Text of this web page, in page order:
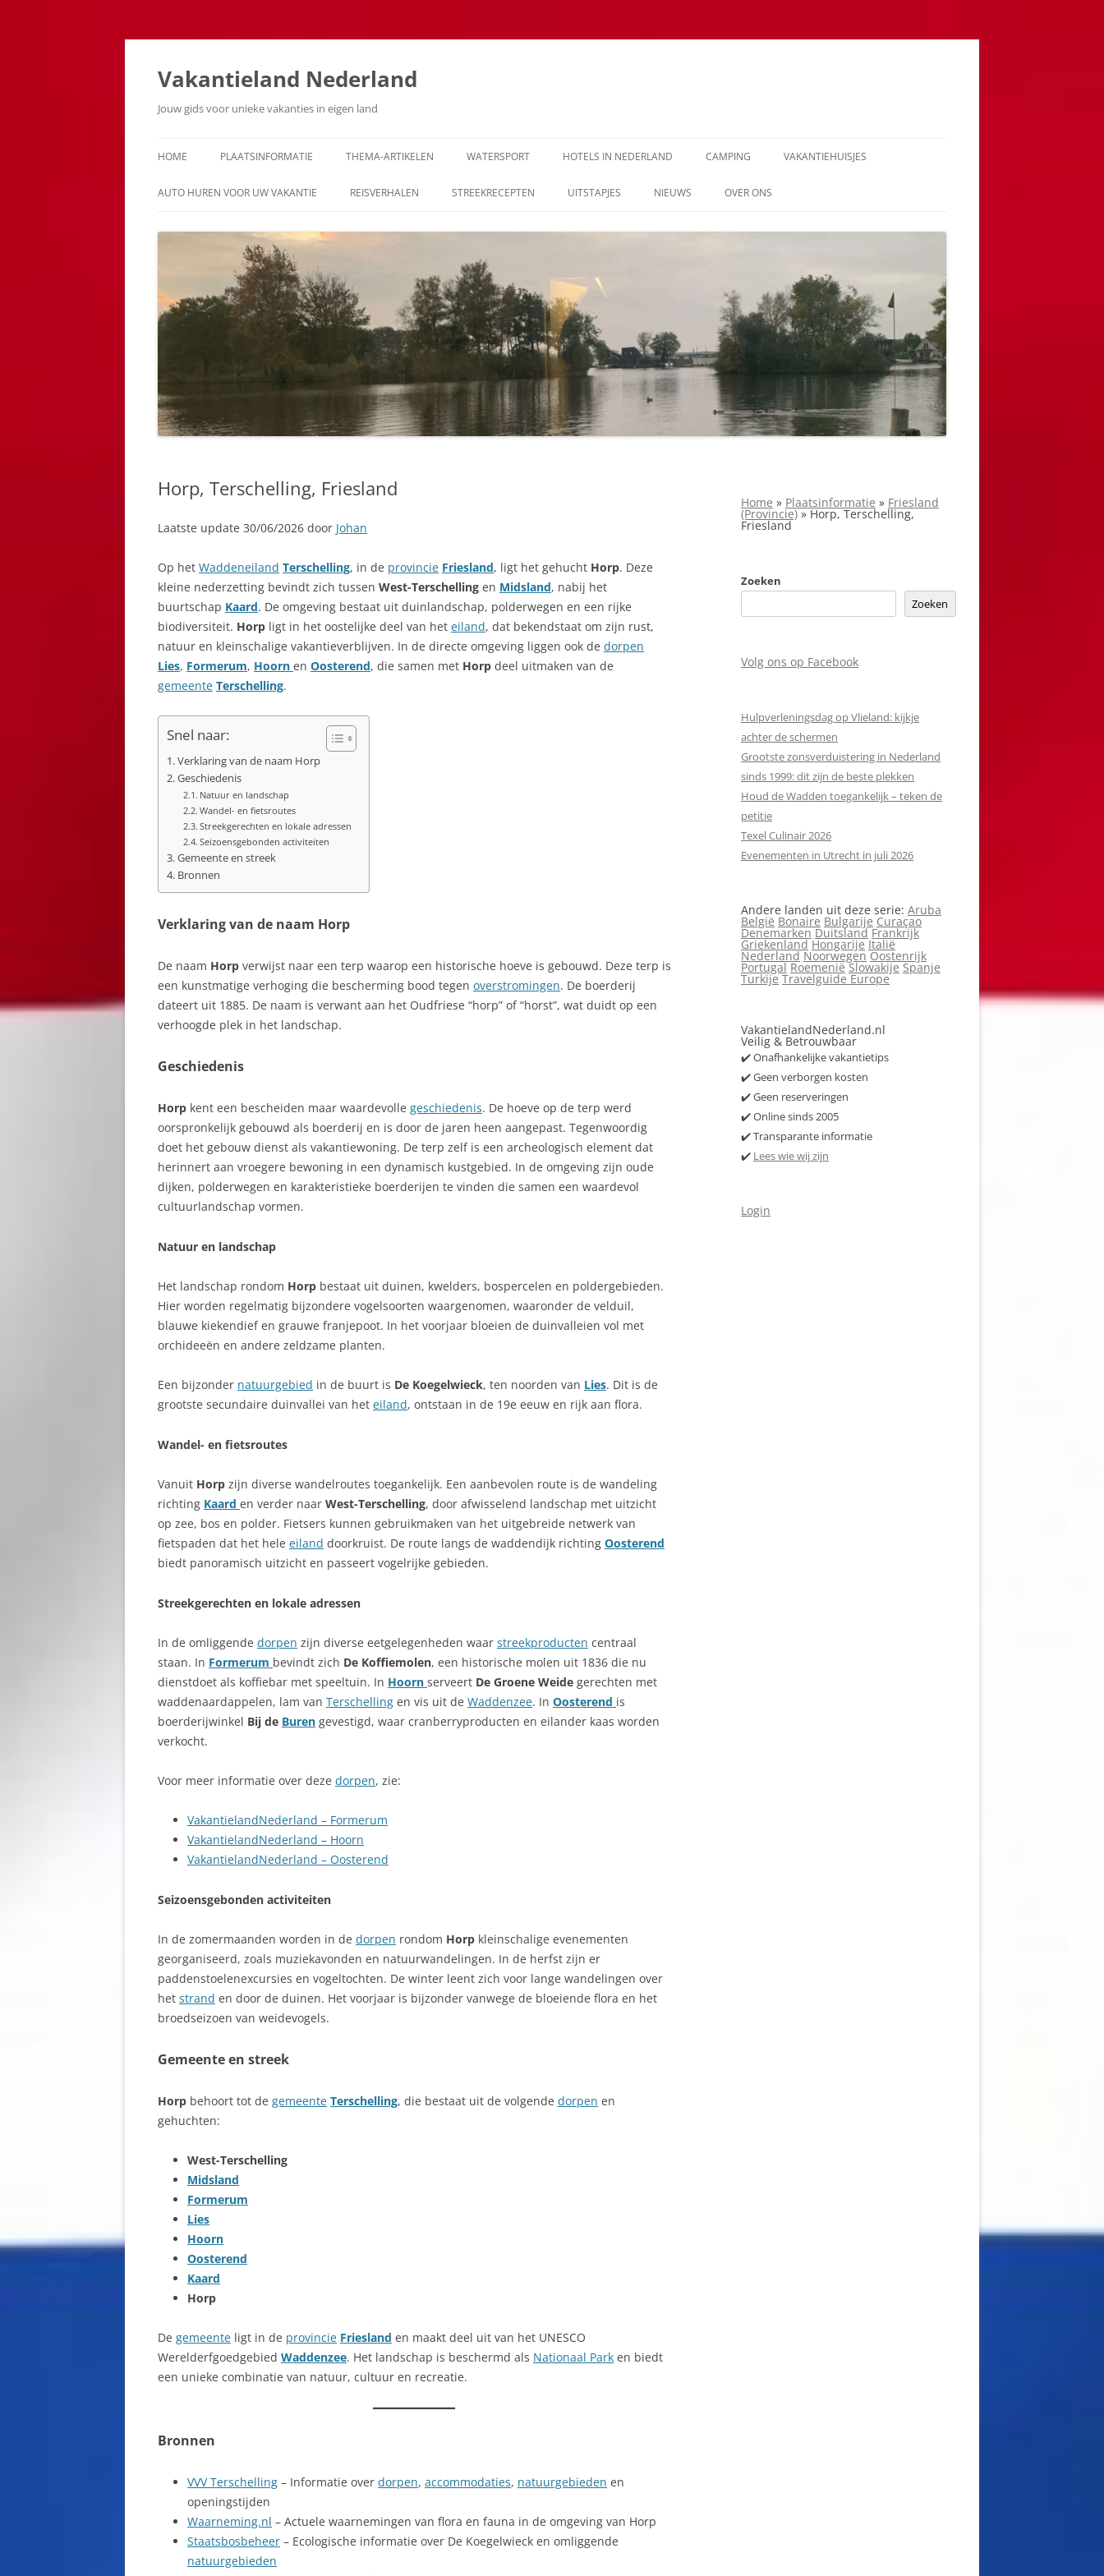
Ga
inhoud
Vakantieland Nederland
Jouw gids voor unieke vakanties in eigen land
HOME PLAATSINFORMATIE THEMA-ARTIKELEN WATERSPORT HOTELS IN NEDERLAND CAMPING VAKANTIEHUISJES
AUTO HUREN VOOR UW VAKANTIE REISVERHALEN STREEKRECEPTEN UITSTAPJES NIEUWS OVER ONS
Horp, Terschelling, Friesland
Laatste update 30/06/2026 door Johan
Op het Waddeneiland Terschelling, in de provincie Friesland, ligt het gehucht Horp. Deze
kleine nederzetting bevindt zich tussen West-Terschelling en Midsland, nabij het
buurtschap Kaard. De omgeving bestaat uit duinlandschap, polderwegen en een rijke
biodiversiteit. Horp ligt in het oostelijke deel van het eiland, dat bekendstaat om zijn rust,
natuur en kleinschalige vakantieverblijven. In de directe omgeving liggen ook de dorpen
Lies, Formerum, Hoorn en Oosterend, die samen met Horp deel uitmaken van de
gemeente Terschelling.
Snel naar:
Verklaring van de naam Horp
Geschiedenis
Natuur en landschap
Wandel- en fietsroutes
Streekgerechten en lokale adressen
Seizoensgebonden activiteiten
Gemeente en streek
Bronnen
Verklaring van de naam Horp
De naam Horp verwijst naar een terp waarop een historische hoeve is gebouwd. Deze terp is
een kunstmatige verhoging die bescherming bood tegen overstromingen. De boerderij
dateert uit 1885. De naam is verwant aan het Oudfriese “horp” of “horst”, wat duidt op een
verhoogde plek in het landschap.
Geschiedenis
Horp kent een bescheiden maar waardevolle geschiedenis. De hoeve op de terp werd
oorspronkelijk gebouwd als boerderij en is door de jaren heen aangepast. Tegenwoordig
doet het gebouw dienst als vakantiewoning. De terp zelf is een archeologisch element dat
herinnert aan vroegere bewoning in een dynamisch kustgebied. In de omgeving zijn oude
dijken, polderwegen en karakteristieke boerderijen te vinden die samen een waardevol
cultuurlandschap vormen.
Natuur en landschap
Het landschap rondom Horp bestaat uit duinen, kwelders, bospercelen en poldergebieden.
Hier worden regelmatig bijzondere vogelsoorten waargenomen, waaronder de velduil,
blauwe kiekendief en grauwe franjepoot. In het voorjaar bloeien de duinvalleien vol met
orchideeën en andere zeldzame planten.
Een bijzonder natuurgebied in de buurt is De Koegelwieck, ten noorden van Lies. Dit is de
grootste secundaire duinvallei van het eiland, ontstaan in de 19e eeuw en rijk aan flora.
Wandel- en fietsroutes
Vanuit Horp zijn diverse wandelroutes toegankelijk. Een aanbevolen route is de wandeling
richting Kaard en verder naar West-Terschelling, door afwisselend landschap met uitzicht
op zee, bos en polder. Fietsers kunnen gebruikmaken van het uitgebreide netwerk van
fietspaden dat het hele eiland doorkruist. De route langs de waddendijk richting Oosterend
biedt panoramisch uitzicht en passeert vogelrijke gebieden.
Streekgerechten en lokale adressen
In de omliggende dorpen zijn diverse eetgelegenheden waar streekproducten centraal
staan. In Formerum bevindt zich De Koffiemolen, een historische molen uit 1836 die nu
dienstdoet als koffiebar met speeltuin. In Hoorn serveert De Groene Weide gerechten met
waddenaardappelen, lam van Terschelling en vis uit de Waddenzee. In Oosterend is
boerderijwinkel Bij de Buren gevestigd, waar cranberryproducten en eilander kaas worden
verkocht.
Voor meer informatie over deze dorpen, zie:
VakantielandNederland – Formerum
VakantielandNederland – Hoorn
VakantielandNederland – Oosterend
Seizoensgebonden activiteiten
In de zomermaanden worden in de dorpen rondom Horp kleinschalige evenementen
georganiseerd, zoals muziekavonden en natuurwandelingen. In de herfst zijn er
paddenstoelenexcursies en vogeltochten. De winter leent zich voor lange wandelingen over
het strand en door de duinen. Het voorjaar is bijzonder vanwege de bloeiende flora en het
broedseizoen van weidevogels.
Gemeente en streek
Horp behoort tot de gemeente Terschelling, die bestaat uit de volgende dorpen en
gehuchten:
West-Terschelling
Midsland
Formerum
Lies
Hoorn
Oosterend
Kaard
Horp
De gemeente ligt in de provincie Friesland en maakt deel uit van het UNESCO
Werelderfgoedgebied Waddenzee. Het landschap is beschermd als Nationaal Park en biedt
een unieke combinatie van natuur, cultuur en recreatie.
Bronnen
VVV Terschelling – Informatie over dorpen, accommodaties, natuurgebieden en
openingstijden
Waarneming.nl – Actuele waarnemingen van flora en fauna in de omgeving van Horp
Staatsbosbeheer – Ecologische informatie over De Koegelwieck en omliggende
natuurgebieden
Home » Plaatsinformatie » Friesland
(Provincie) » Horp, Terschelling,
Friesland
Zoeken
Zoeken
Volg ons op Facebook
Hulpverleningsdag op Vlieland: kijkje
achter de schermen
Grootste zonsverduistering in Nederland
sinds 1999: dit zijn de beste plekken
Houd de Wadden toegankelijk – teken de
petitie
Texel Culinair 2026
Evenementen in Utrecht in juli 2026
Andere landen uit deze serie: Aruba
België Bonaire Bulgarije Curaçao
Denemarken Duitsland Frankrijk
Griekenland Hongarije Italië
Nederland Noorwegen Oostenrijk
Portugal Roemenië Slowakije Spanje
Turkije Travelguide Europe
VakantielandNederland.nl
Veilig & Betrouwbaar
✔️ Onafhankelijke vakantietips
✔️ Geen verborgen kosten
✔️ Geen reserveringen
✔️ Online sinds 2005
✔️ Transparante informatie
✔️ Lees wie wij zijn
Login